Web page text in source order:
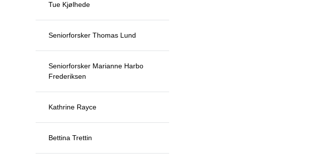
Tue Kjølhede
Seniorforsker Thomas Lund
Seniorforsker Marianne Harbo
Frederiksen
Kathrine Rayce
Bettina Trettin